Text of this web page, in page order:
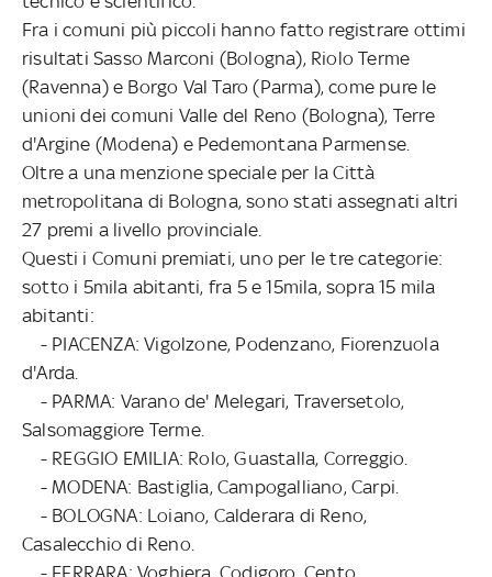
Fra i comuni più piccoli hanno fatto registrare ottimi
risultati Sasso Marconi (Bologna), Riolo Terme
(Ravenna) e Borgo Val Taro (Parma), come pure le
unioni dei comuni Valle del Reno (Bologna), Terre
d'Argine (Modena) e Pedemontana Parmense.
Oltre a una menzione speciale per la Città
metropolitana di Bologna, sono stati assegnati altri
27 premi a livello provinciale.
Questi i Comuni premiati, uno per le tre categorie:
sotto i 5mila abitanti, fra 5 e 15mila, sopra 15 mila
abitanti:
- PIACENZA: Vigolzone, Podenzano, Fiorenzuola
d'Arda.
- PARMA: Varano de' Melegari, Traversetolo,
Salsomaggiore Terme.
- REGGIO EMILIA: Rolo, Guastalla, Correggio.
- MODENA: Bastiglia, Campogalliano, Carpi.
- BOLOGNA: Loiano, Calderara di Reno,
Casalecchio di Reno.
- FERRARA: Voghiera, Codigoro, Cento.